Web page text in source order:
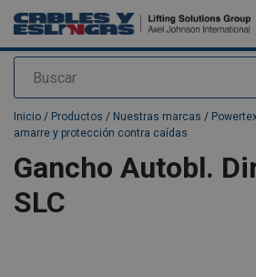
Buscar
Agregado a su presupuesto
Inicio / Productos / Nuestras marcas /
amarre y protección contra caídas
Gancho Autobl.
SLC